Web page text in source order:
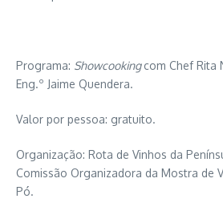
Programa: Showcookingcom Chef Rita
Eng.º Jaime Quendera.
Valor por pessoa: gratuito.
Organização: Rota de Vinhos da
Comissão Organizadora da Mostra de
Pó.